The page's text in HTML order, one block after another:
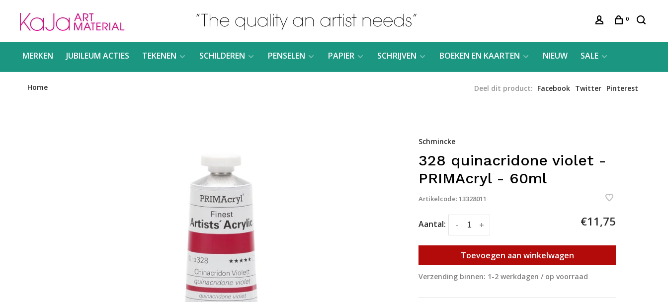
0
MERKEN JUBILEUM ACTIES TEKENEN SCHILDEREN PENSELEN PAPIER SCHRIJVEN BOEKEN EN KAARTEN NIEUW SALE
Home Deel dit product: Facebook Twitter Pinterest
Schmincke
328 quinacridone violet -
PRIMAcryl - 60ml
Artikelcode:13328011
Aantal: +
- €11,75
Toevoegen aan winkelwagen
Verzending binnen: 1-2 werkdagen / op voorraad